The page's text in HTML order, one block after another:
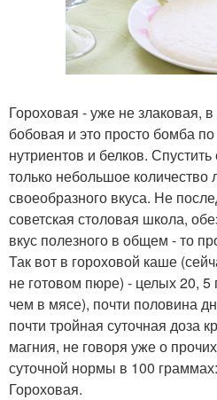
Гороховая - уже не злаковая,
бобовая и это просто бомба
нутриентов и белков.
только небольшое количество
своеобразного вкуса. Не
советская столовая школа,
вкус полезного в общем - то
Так вот в гороховой каше
не готовом пюре) - целых 20,
чем в мясе), почти половина
почти тройная суточная доза
магния, не говоря уже о
суточной нормы в 100 граммах:
Гороховая.